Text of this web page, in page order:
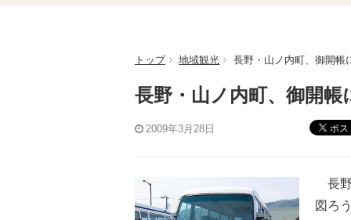
トップ 地域観光 長野・山ノ内町、御開帳
長野・山ノ内町、御開
2009年3月28日 ポス
長野
図ろ